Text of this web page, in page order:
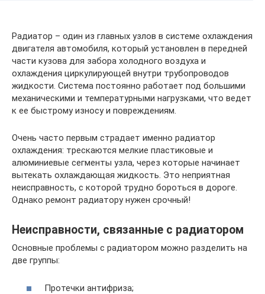
Радиатор – один из главных узлов в системе охлаждения
двигателя автомобиля, который установлен в передней
части кузова для забора холодного воздуха и
охлаждения циркулирующей внутри трубопроводов
жидкости. Система постоянно работает под большими
механическими и температурными нагрузками, что ведет
к ее быстрому износу и повреждениям.
Очень часто первым страдает именно радиатор
охлаждения: трескаются мелкие пластиковые и
алюминиевые сегменты узла, через которые начинает
вытекать охлаждающая жидкость. Это неприятная
неисправность, с которой трудно бороться в дороге.
Однако ремонт радиатору нужен срочный!
Неисправности, связанные с радиатором
Основные проблемы с радиатором можно разделить на
две группы:
Протечки антифриза;